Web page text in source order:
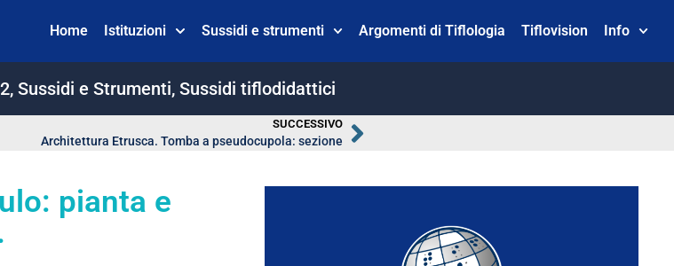
Home Istituzioni Sussidi e strumenti Argomenti di Tiflologia Tiflovision Info
, Sussidi e Strumenti, Sussidi tiflodidattici
SUCCESSIVO
Architettura Etrusca. Tomba a pseudocupola: sezione
pianta e